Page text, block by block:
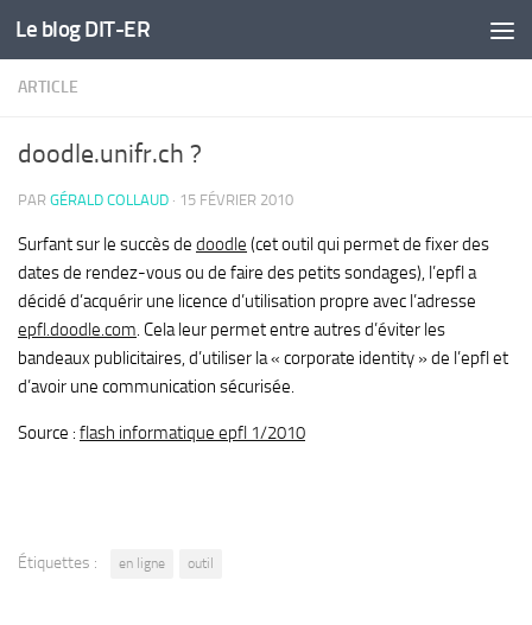
Skip to content
Le blog DIT-ER
ARTICLE
doodle.unifr.ch ?
PAR GÉRALD COLLAUD · 15 FÉVRIER 2010
Surfant sur le succès de doodle (cet outil qui permet de fixer des
dates de rendez-vous ou de faire des petits sondages), l’epfl a
décidé d’acquérir une licence d’utilisation propre avec l’adresse
epfl.doodle.com. Cela leur permet entre autres d’éviter les
bandeaux publicitaires, d’utiliser la « corporate identity » de l’epfl et
d’avoir une communication sécurisée.
Source : flash informatique epfl 1/2010
Étiquettes : en ligne outil